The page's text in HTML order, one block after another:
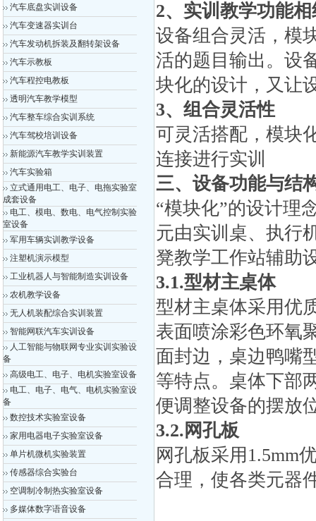
汽车底盘实训设备
汽车变速器实训台
汽车发动机拆装及翻转架设备
汽车示教板
汽车程控电教板
透明汽车教学模型
汽车整车综合实训系统
汽车驾校培训设备
新能源汽车教学实训装置
汽车实验箱
立式通用电工、电子、电拖实验室
成套设备
电工、模电、数电、电气控制实验
室设备
军用车辆实训教学设备
注塑机演示模型
工业机器人与智能制造实训设备
农机教学设备
无人机装配综合实训装置
智能网联汽车实训设备
人工智能与物联网专业实训实验设
备
高级电工、电子、电机实验室设备
电工、电子、电气、电机实验室设
备
数控技术实验室设备
家用电器电子实验室设备
单片机微机实验装置
传感器综合实验台
空调制冷制热实验室设备
多媒体数字语音设备
2、实训教学功能
设备组合灵活，模
活的题目输出。设
块化的设计，又让
3、组合灵活性
可灵活搭配，模块
连接进行实训
三、设备功能与结
“模块化”的设计理
元由实训桌、执行
凳教学工作站辅助
3.1.型材主桌体
型材主桌体采用优
表面喷涂彩色环氧
面封边，桌边鸭嘴
等特点。桌体下部
便调整设备的摆放
3.2.网孔板
网孔板采用1.5mm
合理，使各类元器